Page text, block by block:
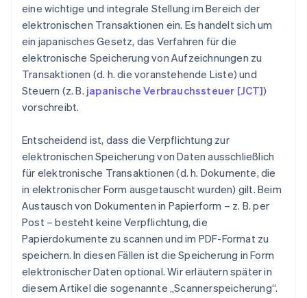
eine wichtige und integrale Stellung im Bereich der
elektronischen Transaktionen ein. Es handelt sich um
ein japanisches Gesetz, das Verfahren für die
elektronische Speicherung von Aufzeichnungen zu
Transaktionen (d. h. die voranstehende Liste) und
Steuern (z. B. japanische Verbrauchssteuer [JCT])
vorschreibt.
Entscheidend ist, dass die Verpflichtung zur
elektronischen Speicherung von Daten ausschließlich
für elektronische Transaktionen (d. h. Dokumente, die
in elektronischer Form ausgetauscht wurden) gilt. Beim
Austausch von Dokumenten in Papierform – z. B. per
Post – besteht keine Verpflichtung, die
Papierdokumente zu scannen und im PDF-Format zu
speichern. In diesen Fällen ist die Speicherung in Form
elektronischer Daten optional. Wir erläutern später in
diesem Artikel die sogenannte „Scannerspeicherung“.